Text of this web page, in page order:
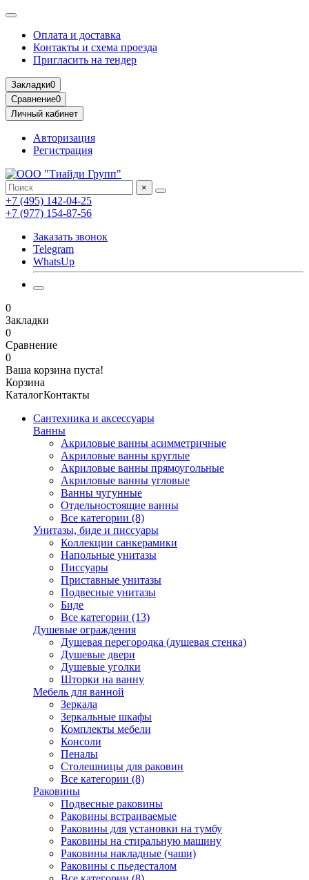
Оплата и доставка
Контакты и схема проезда
Пригласить на тендер
Закладки0
Сравнение0
Личный кабинет
Авторизация
Регистрация
×
+7 (495) 142-04-25
+7 (977) 154-87-56
Заказать звонок
Telegram
WhatsUp
0
Закладки
0
Сравнение
0
Ваша корзина пуста!
Корзина
КаталогКонтакты
Сантехника и аксессуары
Ванны
Акриловые ванны асимметричные
Акриловые ванны круглые
Акриловые ванны прямоугольные
Акриловые ванны угловые
Ванны чугунные
Отдельностоящие ванны
Все категории (8)
Унитазы, биде и писсуары
Коллекции санкерамики
Напольные унитазы
Писсуары
Приставные унитазы
Подвесные унитазы
Биде
Все категории (13)
Душевые ограждения
Душевая перегородка (душевая стенка)
Душевые двери
Душевые уголки
Шторки на ванну
Мебель для ванной
Зеркала
Зеркальные шкафы
Комплекты мебели
Консоли
Пеналы
Столешницы для раковин
Все категории (8)
Раковины
Подвесные раковины
Раковины встраиваемые
Раковины для установки на тумбу
Раковины на стиральную машину
Раковины накладные (чаши)
Раковины с пьедесталом